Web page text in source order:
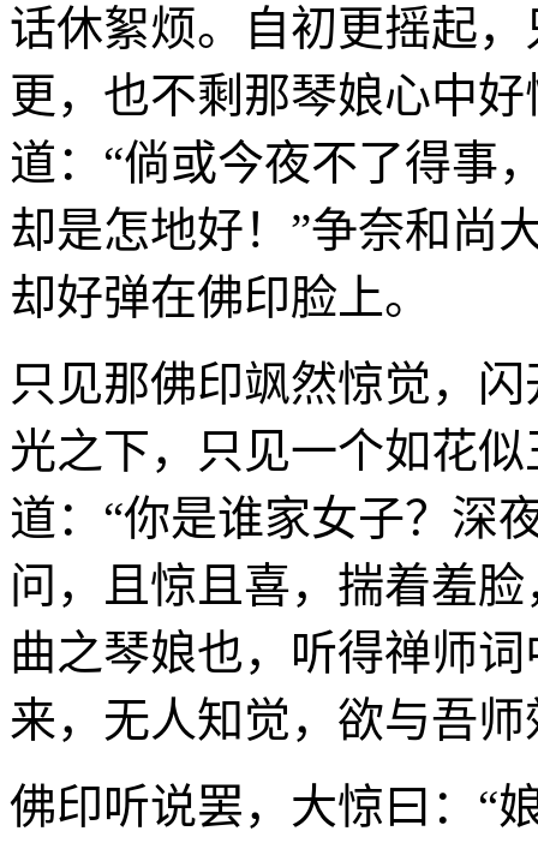
话休絮烦。自初更摇起
更，也不剩那琴娘心中
道：“倘或今夜不了得事
却是怎地好！”争奈和尚
却好弹在佛印脸上。
只见那佛印飒然惊觉，
光之下，只见一个如花
道：“你是谁家女子？深
问，且惊且喜，揣着羞
曲之琴娘也，听得禅师
来，无人知觉，欲与吾
佛印听说罢，大惊曰：“